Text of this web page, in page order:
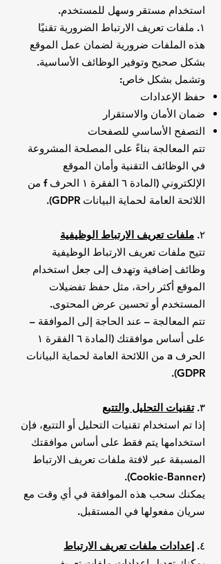
استخدام مستقر وسهل للمستخدم.
١. ملفات تعريف الارتباط الضرورية تقنيًا
هذه الملفات ضرورية لضمان عمل الموقع
بشكل صحيح وتوفير الوظائف الأساسية.
وتشمل بشكل خاص:
حفظ الإعدادات
ضمان الأمان والاستقرار
التصفح الأساسي للصفحات
تتم المعالجة بناءً على المصلحة المشروعة
في الوظائف التقنية وأمان الموقع
الإلكتروني (المادة ٦ الفقرة ١ الحرف f من
اللائحة العامة لحماية البيانات GDPR).
٢. ملفات تعريف الارتباط الوظيفية
تتيح ملفات تعريف الارتباط الوظيفية
وظائف إضافية وتهدف إلى جعل استخدام
الموقع أكثر راحة، مثل حفظ تفضيلات
المستخدم أو تحسين عرض المحتوى.
تتم المعالجة – عند الحاجة إلى الموافقة –
على أساس موافقتك (المادة ٦ الفقرة ١
الحرف a من اللائحة العامة لحماية البيانات
GDPR).
٣. تقنيات التحليل والتتبع
إذا تم استخدام تقنيات التحليل أو التتبع، فإن
استخدامها يتم فقط على أساس موافقتك
المسبقة عبر لافتة ملفات تعريف الارتباط
(Cookie-Banner).
يمكنك سحب هذه الموافقة في أي وقت مع
سريان مفعولها في المستقبل.
٤. إعدادات ملفات تعريف الارتباط